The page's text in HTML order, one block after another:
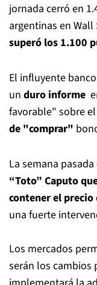
jornada cerró en
argentinas en
superó los 1.100
El influyente banco
un duro informe
favorable" sobre
de "comprar"
La semana pasada
“Toto” Caputo
contener el
una fuerte
Los mercados
serán los cambios